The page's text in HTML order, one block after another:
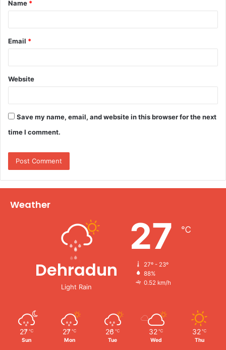
*
Name *
Email *
Website
Save my name, email, and website in this browser for the next
time I comment.
Weather
Dehradun
Light Rain
27 ℃
27º - 23º
88%
0.52 km/h
27 ℃
Sun
27 ℃
Mon
26 ℃
Tue
32 ℃
Wed
32 ℃
Thu